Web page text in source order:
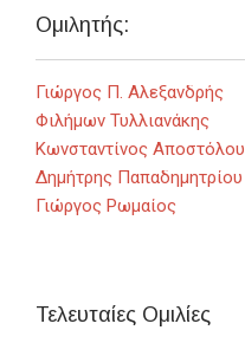
Ομιλητής:
Γιώργος Π. Αλεξανδρής
Φιλήμων Τυλλιανάκης
Κωνσταντίνος Αποστόλου
Δημήτρης Παπαδημητρίου
Γιώργος Ρωμαίος
Τελευταίες Ομιλίες